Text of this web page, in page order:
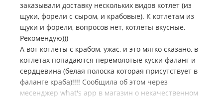
заказывали доставку нескольких видов котлет (из
щуки, форели с сыром, и крабовые). К котлетам из
щуки и форели, вопросов нет, котлеты вкусные.
Рекомендую)))
А вот котлеты с крабом, ужас, и это мягко сказано, в
котлетах попадаются перемолотые куски фаланг и
сердцевина (белая полоска которая присутствует в
фаланге краба)!!!! Сообщила об этом через
месенджер what's app в магазин о некачественном